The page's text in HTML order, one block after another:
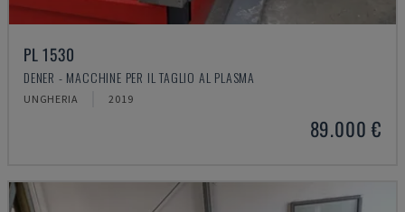
PL 1530
DENER - MACCHINE PER IL TAGLIO AL PLASMA
UNGHERIA 2019
89.000 €